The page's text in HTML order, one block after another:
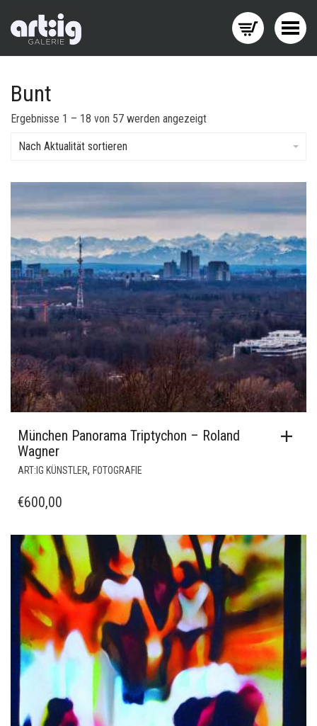
Menü wechseln
Bunt
Ergebnisse 1 – 18 von 57 werden angezeigtNach
Nach Aktualität sortieren
München Panorama Triptychon – Roland
Wagner
ART:IG KÜNSTLER, FOTOGRAFIE
€600,00